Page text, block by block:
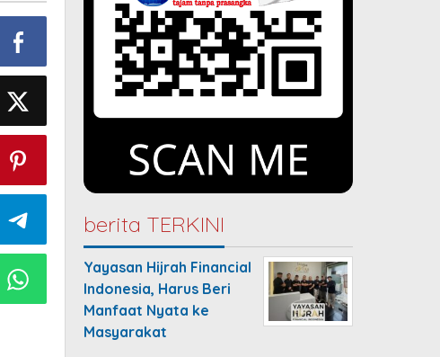
berita TERKINI
Yayasan Hijrah Financial
Indonesia, Harus Beri
Manfaat Nyata ke
Masyarakat